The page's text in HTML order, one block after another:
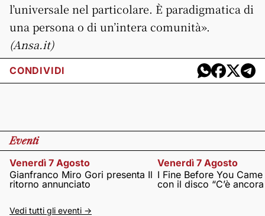
l’universale nel particolare. È paradigmatica di
una persona o di un’intera comunità».
(Ansa.it)
CONDIVIDI
Eventi
Venerdì 7 Agosto
Gianfranco Miro Gori presenta Il
ritorno annunciato
Venerdì 7 Agosto
I Fine Before You
con il disco “C’è
Vedi tutti gli eventi ->